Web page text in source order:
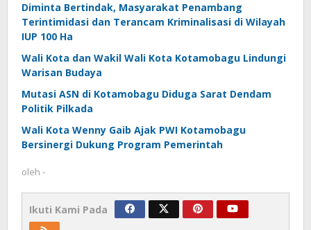
Diminta Bertindak, Masyarakat Penambang
Terintimidasi dan Terancam Kriminalisasi di Wilayah
IUP 100 Ha
Wali Kota dan Wakil Wali Kota Kotamobagu Lindungi
Warisan Budaya
Mutasi ASN di Kotamobagu Diduga Sarat Dendam
Politik Pilkada
Wali Kota Wenny Gaib Ajak PWI Kotamobagu
Bersinergi Dukung Program Pemerintah
oleh -
Ikuti Kami Pada